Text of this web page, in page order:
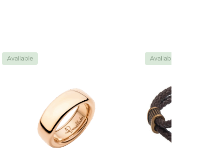
Available Available